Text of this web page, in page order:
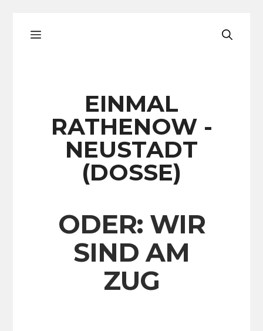
InhaltMenü
EINMAL
RATHENOW -
NEUSTADT
(DOSSE)
ODER: WIR
SIND AM
ZUG